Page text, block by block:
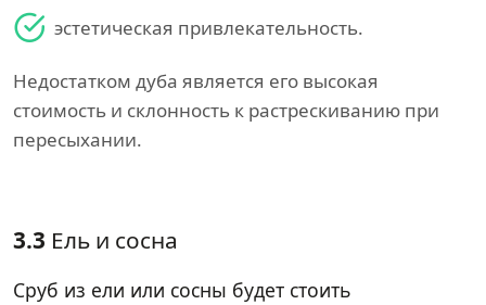
эстетическая привлекательность.
Недостатком дуба является его высокая
стоимость и склонность к растрескиванию при
пересыхании.
3.3 Ель и сосна
Сруб из ели или сосны будет стоить